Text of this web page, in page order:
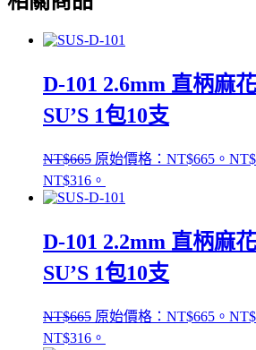
D-101 2.6mm 直柄麻
SU’S 1包10支
NT$665 原始價格：NT$665。 NT$
NT$316。
D-101 2.2mm 直柄麻
SU’S 1包10支
NT$665 原始價格：NT$665。 NT$
NT$316。